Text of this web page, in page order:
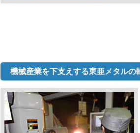
機械産業を下支えする東亜メタルの